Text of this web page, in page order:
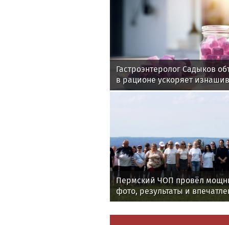
Гастроэнтеролог Садыков
в рационе ускоряет
Пермский ЧОП провёл
фото, результаты и
мероприятия